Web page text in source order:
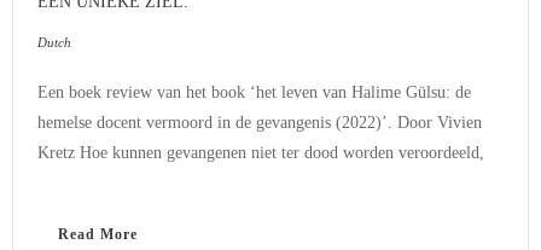
Dutch
Een boek review van het book ‘het leven van Halime Gülsu: de
hemelse docent vermoord in de gevangenis (2022)’. Door Vivien
Kretz Hoe kunnen gevangenen niet ter dood worden veroordeeld,
Read More